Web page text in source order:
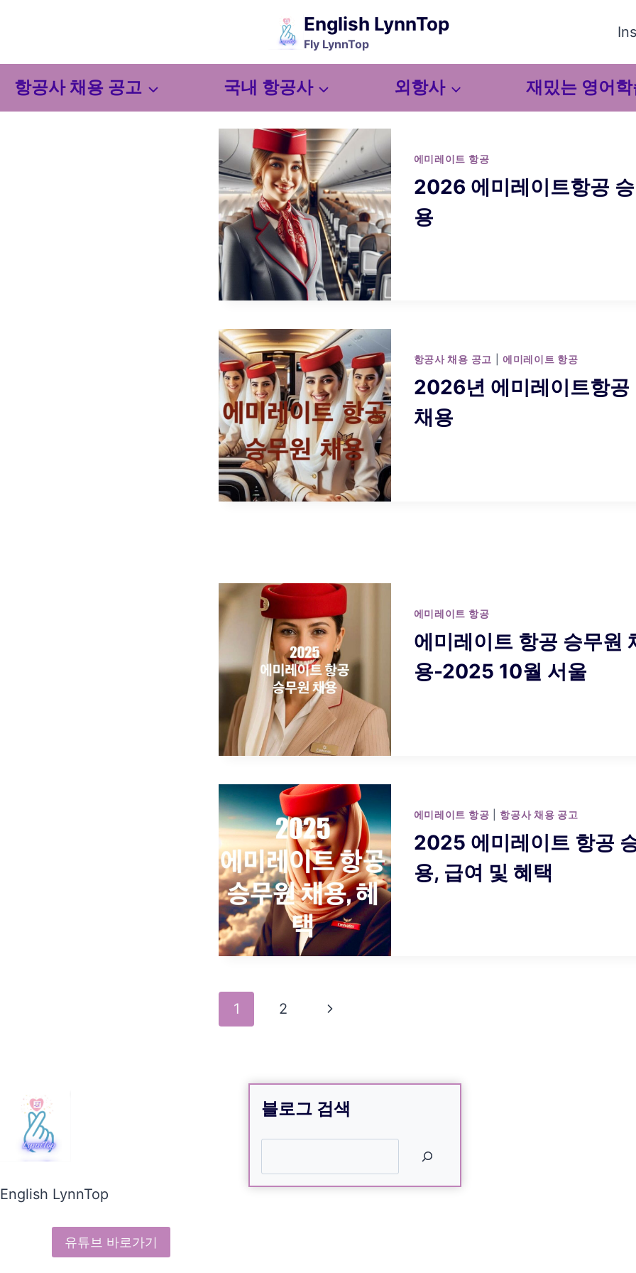
English LynnTop
Fly LynnTop
항공사 채용 공고 국내 항공사 외항사 재밌는 영어
에미레이트 항공
2026 에미레이트항공
용
항공사 채용 공고 |에미레이트 항공
2026년 에미레이트항공
채용
에미레이트 항공
에미레이트 항공 승무원
용-2025 10월 서울
에미레이트 항공 항공사 채용 공고
2025 에미레이트 항공
용, 급여 및 혜택
Page
1 2
Next
English LynnTop
유튜브 바로가기
블로그 검색